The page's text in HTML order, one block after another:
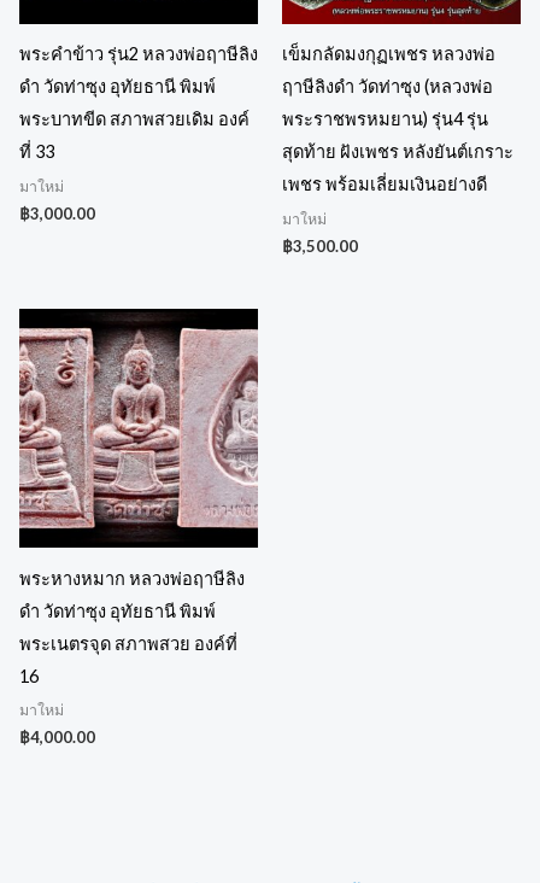
พระคำข้าว รุ่น2 หลวงพ่อฤาษีลิง
ดำ วัดท่าซุง อุทัยธานี พิมพ์
พระบาทขีด สภาพสวยเดิม องค์
ที่ 33
มาใหม่
฿3,000.00
เข็มกลัดมงกุฏเพชร หลวงพ่อ
ฤาษีลิงดำ วัดท่าซุง (หลวงพ่อ
พระราชพรหมยาน) รุ่น4 รุ่น
สุดท้าย ฝังเพชร หลังยันต์เกราะ
เพชร พร้อมเลี่ยมเงินอย่างดี
มาใหม่
฿3,500.00
พระหางหมาก หลวงพ่อฤาษีลิง
ดำ วัดท่าซุง อุทัยธานี พิมพ์
พระเนตรจุด สภาพสวย องค์ที่
16
มาใหม่
฿4,000.00